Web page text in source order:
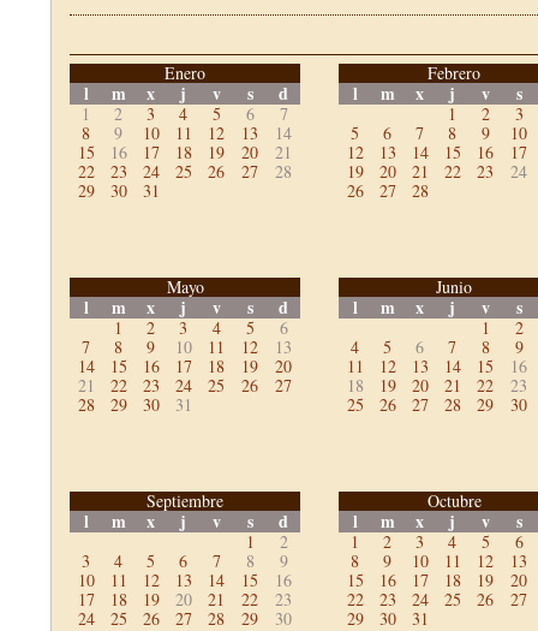
Enero
l m x j v s d
1 2 3 4 5 6
7
8
9 10 11 12 13
14
15
16 17 18 19 20
21
22
23 24 25 26 27
28
29
30 31
Febrero
l m x j v s
1 2
3
5
6 7 8 9
10
12
13 14 15 16
17
19
20 21 22 23
24
26
27 28
Mayo
l m x j v s d
1 2 3 4 5
6
7
8 9 10 11 12
13
14
15 16 17 18 19
20
21
22 23 24 25 26
27
28
29 30 31
Junio
l m x j v s
1
2
4
5 6 7 8
9
11
12 13 14 15
16
18
19 20 21 22
23
25
26 27 28 29 30
Septiembre
l m x j v s d
1
2
3
4 5 6 7 8
9
10
11 12 13 14 15
16
17
18 19 20 21 22
23
24
25 26 27 28 29 30
Octubre
l m x j v s
1 2 3 4 5
6
8
9 10 11 12
13
15
16 17 18 19
20
22
23 24 25 26
27
29
30 31